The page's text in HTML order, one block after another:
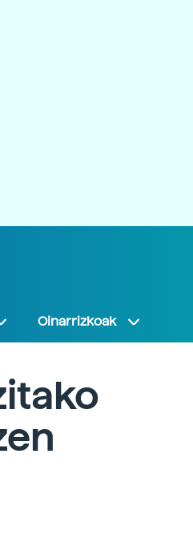
Oinarrizkoak